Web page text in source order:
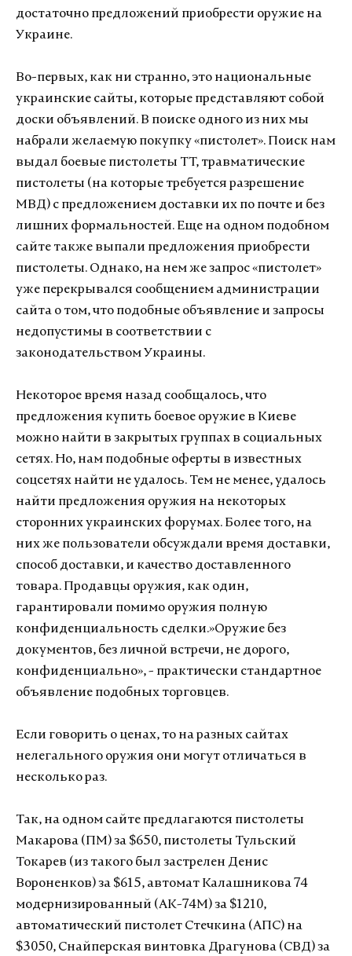
достаточно предложений приобрести оружие на
Украине.
Во-первых, как ни странно, это национальные
украинские сайты, которые представляют собой
доски объявлений. В поиске одного из них мы
набрали желаемую покупку «пистолет». Поиск нам
выдал боевые пистолеты ТТ, травматические
пистолеты (на которые требуется разрешение
МВД) с предложением доставки их по почте и без
лишних формальностей. Еще на одном подобном
сайте также выпали предложения приобрести
пистолеты. Однако, на нем же запрос «пистолет»
уже перекрывался сообщением администрации
сайта о том, что подобные объявление и запросы
недопустимы в соответствии с
законодательством Украины.
Некоторое время назад сообщалось, что
предложения купить боевое оружие в Киеве
можно найти в закрытых группах в социальных
сетях. Но, нам подобные оферты в известных
соцсетях найти не удалось. Тем не менее, удалось
найти предложения оружия на некоторых
сторонних украинских форумах. Более того, на
них же пользователи обсуждали время доставки,
способ доставки, и качество доставленного
товара. Продавцы оружия, как один,
гарантировали помимо оружия полную
конфиденциальность сделки.»Оружие без
документов, без личной встречи, не дорого,
конфиденциально», - практически стандартное
объявление подобных торговцев.
Если говорить о ценах, то на разных сайтах
нелегального оружия они могут отличаться в
несколько раз.
Так, на одном сайте предлагаются пистолеты
Макарова (ПМ) за $650, пистолеты Тульский
Токарев (из такого был застрелен Денис
Вороненков) за $615, автомат Калашникова 74
модернизированный (АК-74М) за $1210,
автоматический пистолет Стечкина (АПС) на
$3050, Снайперская винтовка Драгунова (СВД) за